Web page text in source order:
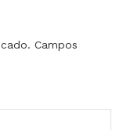
Campos